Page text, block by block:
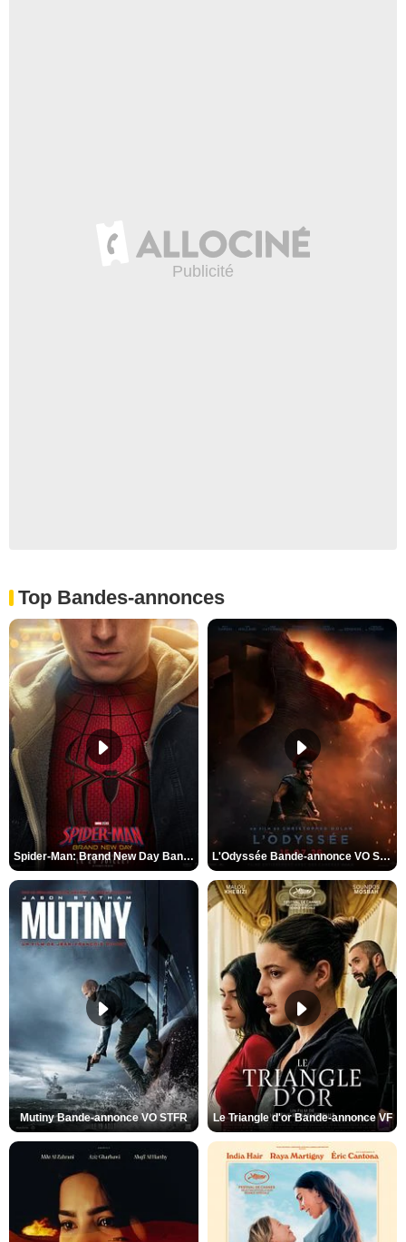
Top Bandes-annonces
Spider-Man: Brand New Day Bande-annonce VO STFR L'Odyssée Bande-annonce VO STFR
Mutiny Bande-annonce VO STFR Le Triangle d'or Bande-annonce VF